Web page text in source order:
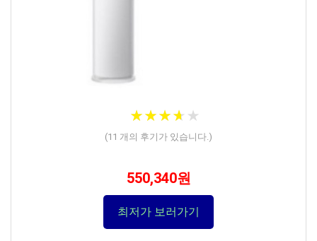
★★★★ ★
★★★★ ★
(11 개의 후기가 있습니다.)
550,340원
최저가 보러가기